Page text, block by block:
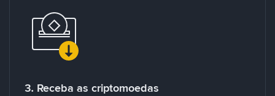
3. Receba as criptomoedas